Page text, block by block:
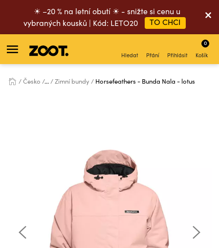
☀ –20 % na letní obutí ☀ - snižte si cenu u
vybraných kousků | Kód: LETO20
TO CHCI
Hledat Přání Přihlásit Košík
0
Česko ... Zimní bundy Horsefeathers - Bunda Nala - lotus